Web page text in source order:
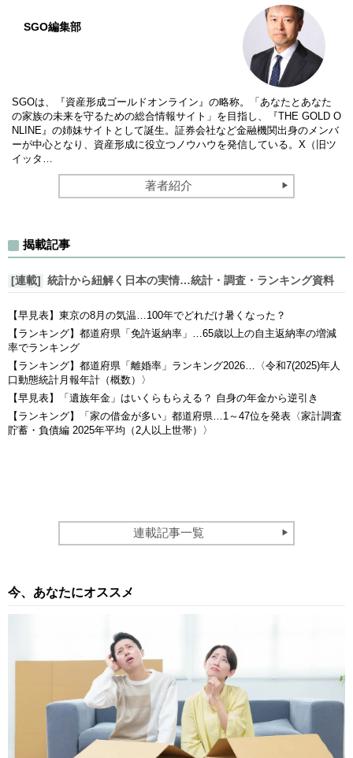
SGO編集部
SGOは、『資産形成ゴールドオンライン』の略称。「あなたとあなた
の家族の未来を守るための総合情報サイト」を目指し、『THE GOLD O
NLINE』の姉妹サイトとして誕生。証券会社など金融機関出身のメンバ
ーが中心となり、資産形成に役立つノウハウを発信している。X（旧ツ
イッタ…
著者紹介
揭載記事
[連載] 統計から紐解く日本の実情…統計・調査・ランキング資料
【早見表】東京の8月の気温…100年でどれだけ暑くなった？
【ランキング】都道府県「免許返納率」…65歳以上の自主返納率の増減
率でランキング
【ランキング】都道府県「離婚率」ランキング2026…〈令和7(2025)年人
口動態統計月報年計（概数）〉
【早見表】「遺族年金」はいくらもらえる？ 自身の年金から逆引き
【ランキング】「家の借金が多い」都道府県…1～47位を発表〈家計調査
貯蓄・負債編 2025年平均（2人以上世帯）〉
連載記事一覧
今、あなたにオススメ